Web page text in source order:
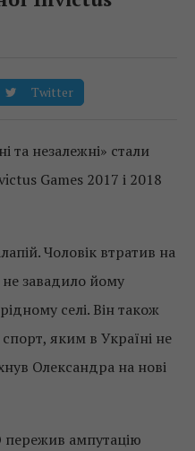
Twitter
та незалежні» стали
Games 2017 і 2018
Чоловік втратив на
не завадило йому
селі. Він також
яким в Україні не
Олександра на нові
ампутацію